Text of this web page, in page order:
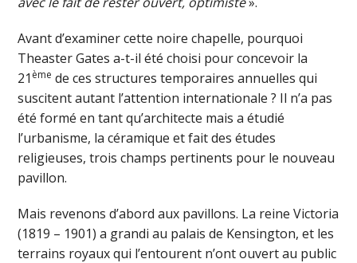
Avant d’examiner cette noire chapelle, pourquoi
Theaster Gates a-t-il été choisi pour concevoir la
21 ème de ces structures temporaires annuelles qui
suscitent autant l’attention internationale ? Il n’a pas
été formé en tant qu’architecte mais a étudié
l’urbanisme, la céramique et fait des études
religieuses, trois champs pertinents pour le nouveau
pavillon.
Mais revenons d’abord aux pavillons. La reine Victoria
(1819 – 1901) a grandi au palais de Kensington, et les
terrains royaux qui l’entourent n’ont ouvert au public